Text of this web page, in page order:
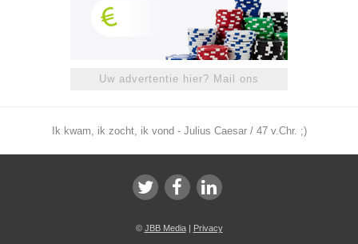
Uw advertentie hier? Mail ons
Ik kwam, ik zocht, ik vond - Julius Caesar / 47 v.Chr. ;)
© JBB Media| Privacy